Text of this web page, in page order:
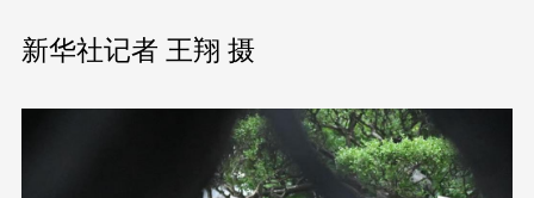
新华社记者 王翔 摄